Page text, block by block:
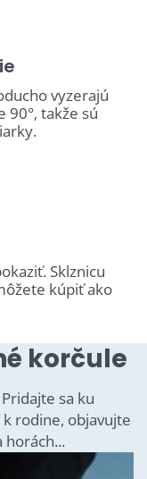
vyzerajú
90°, takže sú
Sklznicu
kúpiť ako
korčule
sa ku
rodine, objavujte
horách...